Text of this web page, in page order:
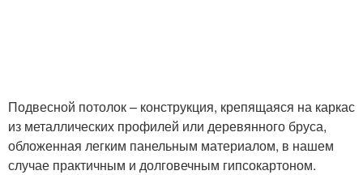
Подвесной потолок – конструкция, крепящаяся на каркас
из металлических профилей или деревянного бруса,
обложенная легким панельным материалом, в нашем
случае практичным и долговечным гипсокартоном.